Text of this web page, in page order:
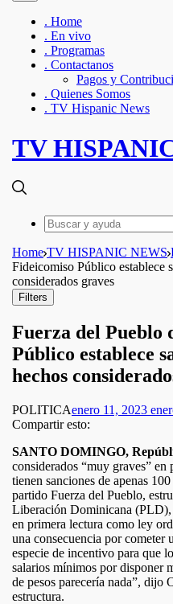
. Home
. En vivo
. Programas
. Contactanos
Pagos y
. Quienes Somos
. TV Hispanic News
TV
Search
for:
Home TV HISPANIC NEWS
Fideicomiso Público establece
considerados graves
Filters
Fuerza del Pueblo
Público establece
hechos
POLITICAenero 11, 2023
Compartir esto:
SANTO DOMINGO,
considerados “muy graves”
tienen sanciones de apenas
partido Fuerza del Pueblo,
Liberación Dominicana (PLD),
en primera lectura como ley
una consecuencia por cometer
especie de incentivo para que
salarios mínimos por disponer
de pesos parecería nada”, dijo
estructura.